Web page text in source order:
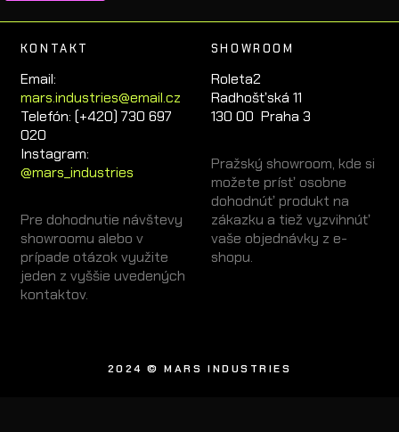
KONTAKT
Email:
mars.industries@email.cz
Telefón: (+420) 730 697
020
Instagram:
@mars_industries
Pre dohodnutie návštevy
showroomu alebo v
prípade otázok využite
jeden z vyššie uvedených
kontaktov.
SHOWROOM
Roleta2
Radhošťská 11
130 00 Praha 3
Pražský showroom, kde si
možete prísť osobne
dohodnúť produkt na
zákazku a tiež vyzvihnúť
vaše objednávky z e-
shopu.
2024 © MARS INDUSTRIES